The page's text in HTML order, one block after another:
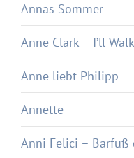
Annas Sommer
Anne Clark – I’ll
Anne liebt Philipp
Annette
Anni Felici – Barfuß